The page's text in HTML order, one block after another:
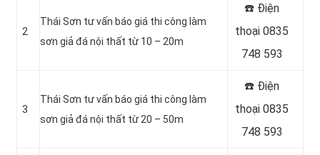
2
Thái Sơn tư vấn báo giá thi công làm
sơn giả đá nội thất từ 10 – 20m
☎️ Điện
thoại 0835
748 593
3
Thái Sơn tư vấn báo giá thi công làm
sơn giả đá nội thất từ 20 – 50m
☎️ Điện
thoại 0835
748 593